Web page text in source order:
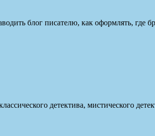
блог писателю, как оформлять, где
детектива, мистического